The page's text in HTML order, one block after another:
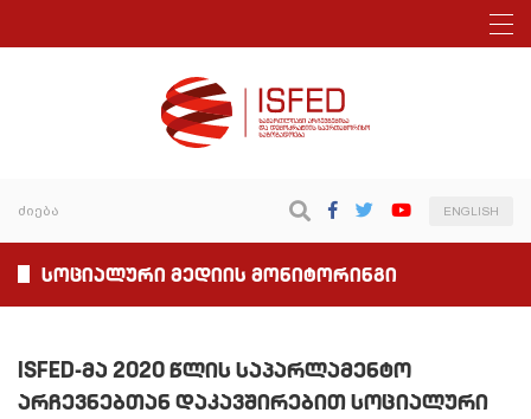
ENGLISH
სოციალური მედიის მონიტორინგი
ISFED-მა 2020 წლის საპარლამენტო
არჩევნებთან დაკავშირებით სოციალური